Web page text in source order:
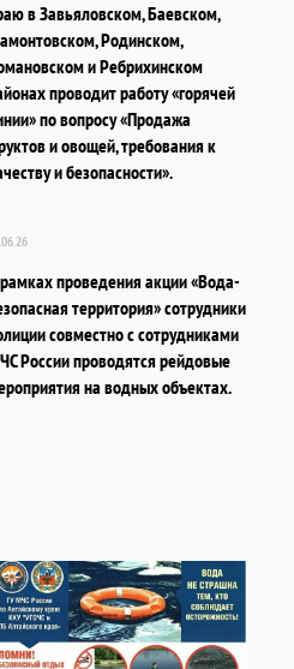
в Завьяловском, Баевском,
Родинском,
и Ребрихинском
проводит работу «горячей
по вопросу «Продажа
и овощей, требования к
и безопасности».
проведения акции «Вода-
территория» сотрудники
совместно с сотрудниками
России проводятся рейдовые
на водных объектах.